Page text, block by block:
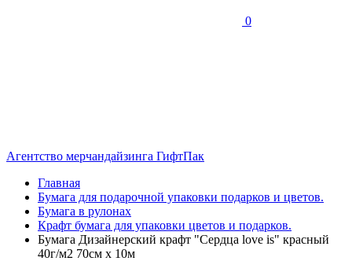
0
Агентство мерчандайзинга ГифтПак
Главная
Бумага для подарочной упаковки подарков и цветов.
Бумага в рулонах
Крафт бумага для упаковки цветов и подарков.
Бумага Дизайнерский крафт "Сердца love is" красный
40г/м2 70см х 10м